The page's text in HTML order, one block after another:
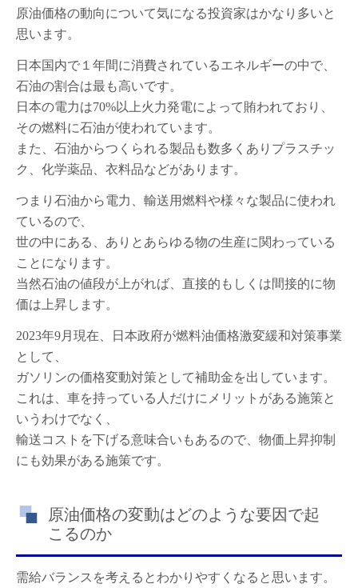
原油価格の動向について気になる投資家はかなり多いと
思います。
日本国内で１年間に消費されているエネルギーの中で、
石油の割合は最も高いです。
日本の電力は70%以上火力発電によって賄われており、
その燃料に石油が使われています。
また、石油からつくられる製品も数多くありプラスチッ
ク、化学薬品、衣料品などがあります。
つまり石油から電力、輸送用燃料や様々な製品に使われ
ているので、
世の中にある、ありとあらゆる物の生産に関わっている
ことになります。
当然石油の値段が上がれば、直接的もしくは間接的に物
価は上昇します。
2023年9月現在、日本政府が燃料油価格激変緩和対策事業
として、
ガソリンの価格変動対策として補助金を出しています。
これは、車を持っている人だけにメリットがある施策と
いうわけでなく、
輸送コストを下げる意味合いもあるので、物価上昇抑制
にも効果がある施策です。
原油価格の変動はどのような要因で起
こるのか
需給バランスを考えるとわかりやすくなると思います。